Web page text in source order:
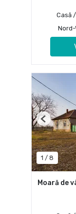
Casă
1 / 8
Previous
Moară de